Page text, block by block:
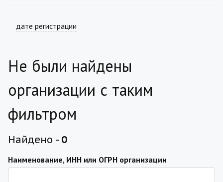
дате регистрации
Не были найдены
организации с таким
фильтром
Найдено - 0
Наименование, ИНН или ОГРН организации